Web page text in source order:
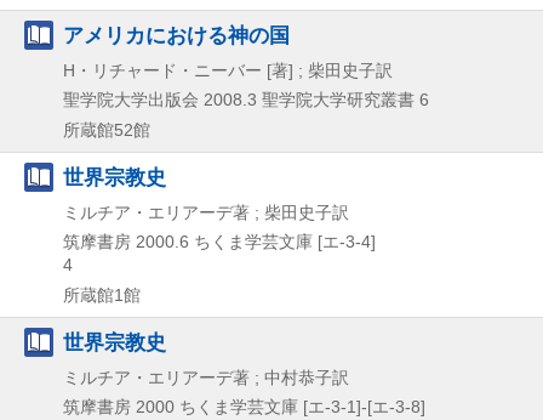
アメリカにおける神の国
H・リチャード・ニーバー [著] ; 柴田史子訳
聖学院大学出版会 2008.3 聖学院大学研究叢書 6
所蔵館52館
世界宗教史
ミルチア・エリアーデ著 ; 柴田史子訳
筑摩書房 2000.6 ちくま学芸文庫 [エ-3-4]
4
所蔵館1館
世界宗教史
ミルチア・エリアーデ著 ; 中村恭子訳
筑摩書房 2000 ちくま学芸文庫 [エ-3-1]-[エ-3-8]